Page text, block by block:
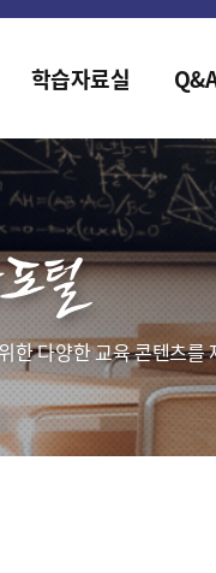
학습자료실
한 다양한 교육 콘텐츠를